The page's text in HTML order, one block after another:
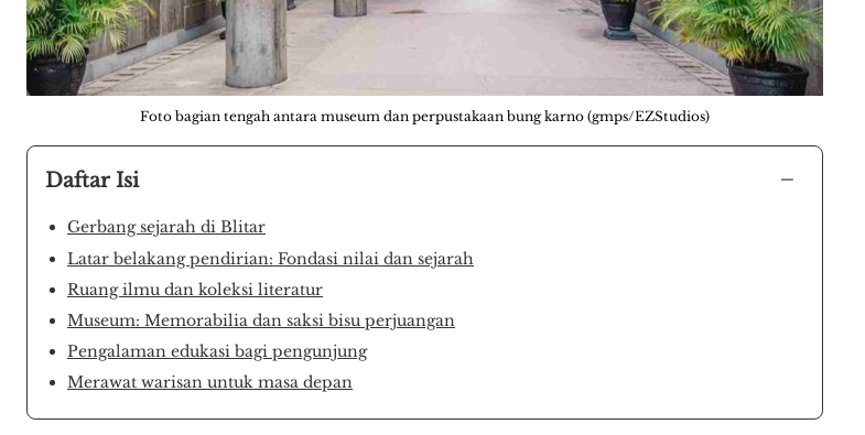
Foto bagian tengah antara museum dan perpustakaan bung karno (gmps/EZStudios)
Daftar Isi −
Gerbang sejarah di Blitar
Latar belakang pendirian: Fondasi nilai dan sejarah
Ruang ilmu dan koleksi literatur
Museum: Memorabilia dan saksi bisu perjuangan
Pengalaman edukasi bagi pengunjung
Merawat warisan untuk masa depan